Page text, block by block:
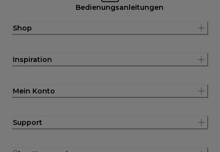
Bedienungsanleitungen
Shop
Inspiration
Mein Konto
Support